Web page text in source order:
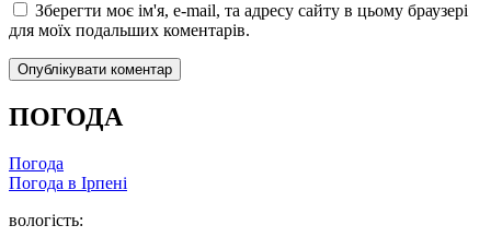
Зберегти моє ім'я, e-mail, та адресу сайту в цьому браузері
для моїх подальших коментарів.
ПОГОДА
Погода
Погода в Ірпені
вологість: